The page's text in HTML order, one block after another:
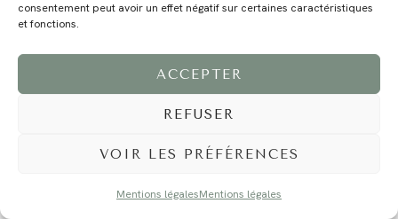
consentement peut avoir un effet négatif sur certaines caractéristiques
et fonctions.
ACCEPTER
REFUSER
VOIR LES PRÉFÉRENCES
Mentions légalesMentions légales